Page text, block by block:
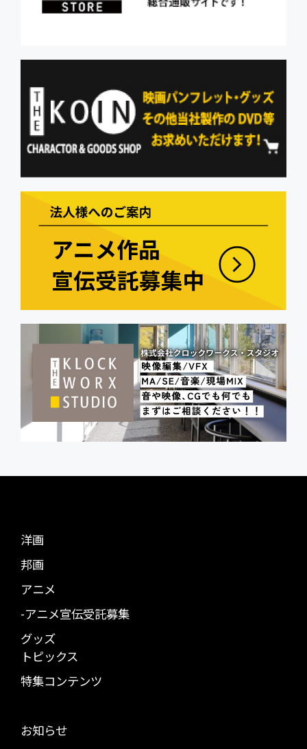
洋画
邦画
アニメ
-アニメ宣伝受託募集
グッズ
トピックス
特集コンテンツ
お知らせ